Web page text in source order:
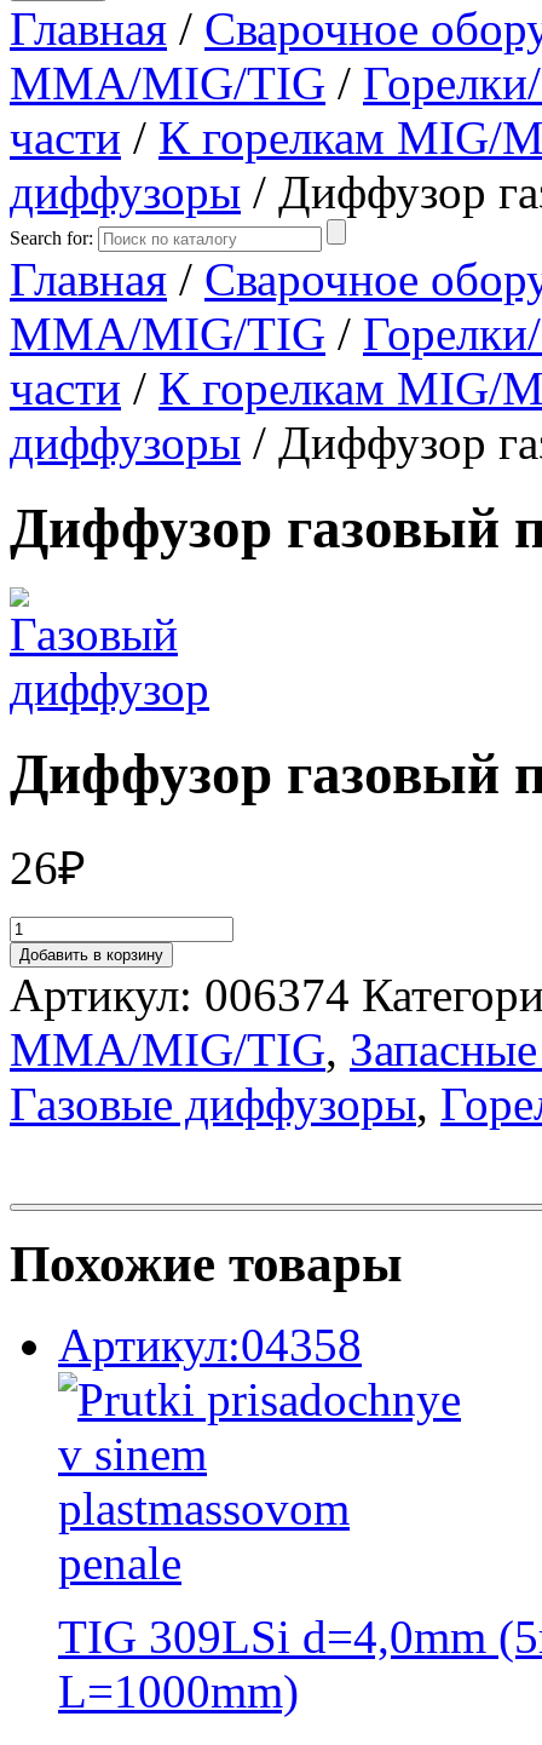
Главная / Сварочное
MMA/MIG/TIG /
части / К горелкам MIG/
диффузоры / Диффузор
Search for:
Главная / Сварочное
MMA/MIG/TIG /
части / К горелкам MIG/
диффузоры / Диффузор
Диффузор газовый
Диффузор газовый
26₽
Добавить в корзину
Артикул: 006374
MMA/MIG/TIG,
Газовые диффузоры,
Похожие товары
Артикул:04358
TIG 309LSi d=4,0mm
L=1000mm)